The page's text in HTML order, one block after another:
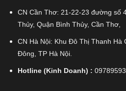
CN Cần Thơ: 21-22-23 đường số
Thủy, Quận Bình Thủy, Cần Thơ,
CN Hà Nội: Khu Đô Thị Thanh Hà
Đông, TP Hà Nội.
Hotline (Kinh Doanh) :